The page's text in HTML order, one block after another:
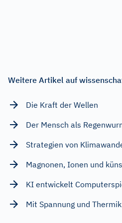
Weitere Artikel auf
Die Kraft der Wellen
Der Mensch als
Strategien von
Magnonen, Ionen und
KI entwickelt
Mit Spannung und